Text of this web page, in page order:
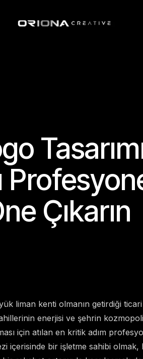
Çıkarın
liman kenti olmanın getirdiği
enerjisi ve şehrin
için atılan en kritik adım
içerisinde bir işletme sahibi